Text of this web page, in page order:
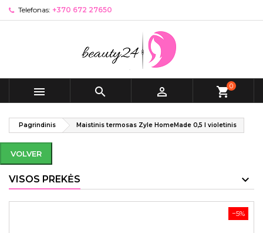
Telefonas: +370 672 27650
   shopping_cart0
Pagrindinis Maistinis termosas Zyle HomeMade 0,5 l violetinis
VOLVER
VISOS PREKĖS
−5%